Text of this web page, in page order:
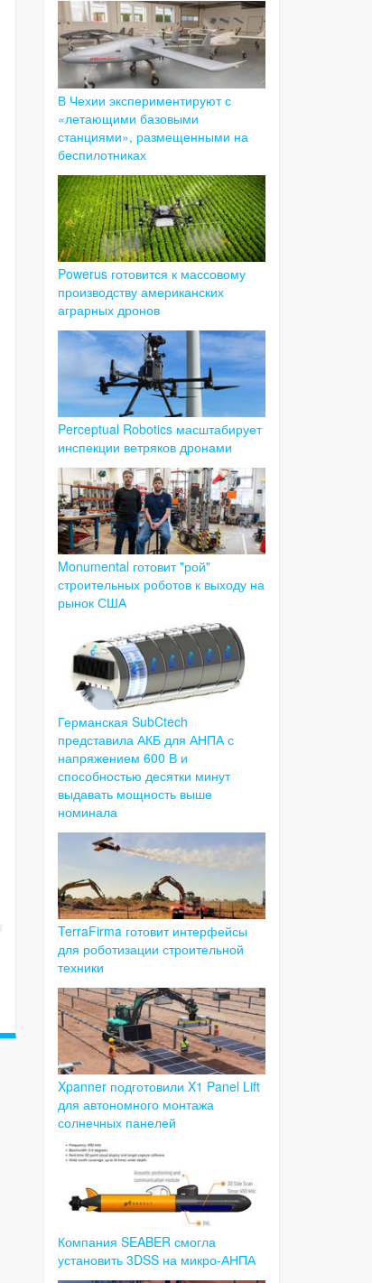
В Чехии экспериментируют с
«летающими базовыми
станциями», размещенными на
беспилотниках
Powerus готовится к массовому
производству американских
аграрных дронов
Perceptual Robotics масштабирует
инспекции ветряков дронами
Monumental готовит "рой"
строительных роботов к выходу на
рынок США
Германская SubCtech
представила АКБ для АНПА с
напряжением 600 В и
способностью десятки минут
выдавать мощность выше
номинала
TerraFirma готовит интерфейсы
для роботизации строительной
техники
Xpanner подготовили X1 Panel Lift
для автономного монтажа
солнечных панелей
Компания SEABER смогла
установить 3DSS на микро-АНПА